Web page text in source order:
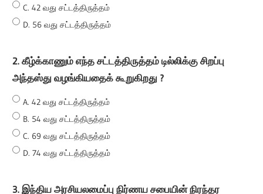
C. 42 வது சட்டத்திருத்தம்
D. 56 வது சட்டத்திருத்தம்
2. கீழ்க்காணும் எந்த சட்டத்திருத்தம் டில்லிக்கு சிறப்பு
அந்தஸ்து வழங்கியதைக் கூறுகிறது ?
A. 42 வது சட்டத்திருத்தம்
B. 54 வது சட்டத்திருத்தம்
C. 69 வது சட்டத்திருத்தம்
D. 74 வது சட்டத்திருத்தம்
3. இந்திய அரசியலமைப்பு நிர்ணய சபையின் நிரந்தர